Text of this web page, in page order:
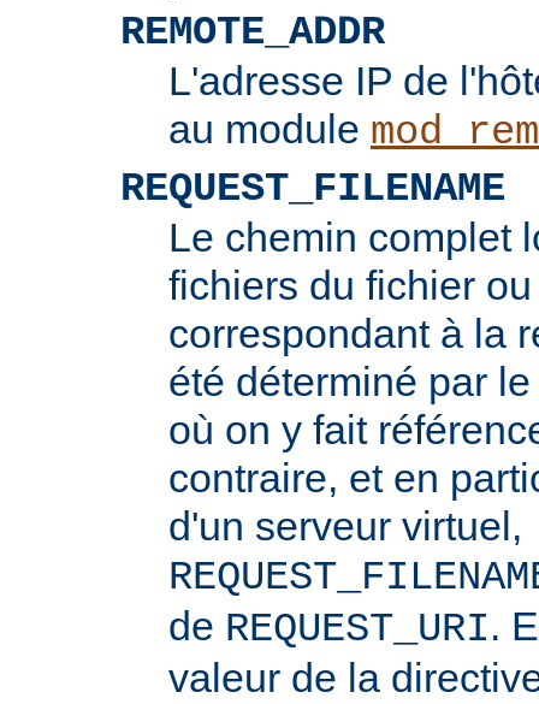
REMOTE_ADDR
L'adresse IP de
au module
REQUEST_FILENAME
Le chemin complet
fichiers du fichier
correspondant à la
été déterminé par
où on y fait
contraire, et en
d'un serveur virtuel,
de REQUEST_URI.
valeur de la